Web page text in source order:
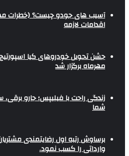
آسیب های جودو چیست؟ (خطرات
اقدامات لازمه
جشن تحویل خودروهای کیا
مهرماه برگزار شد
زندگی راحت با فیلیپس؛ جارو
شما
برساوش رتبه اول رضایتمندی
وارداتی را کسب نمود.